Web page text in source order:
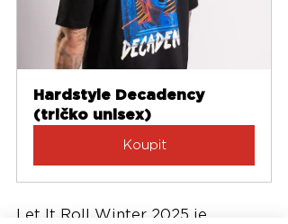
Hardstyle Decadency
(tričko unisex)
Koupit
Let It Roll Winter 2025 je